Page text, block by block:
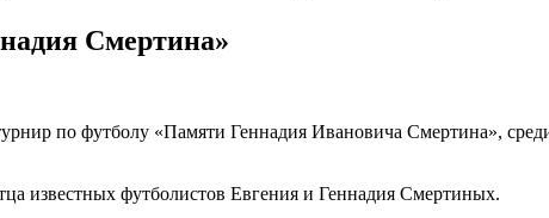
Смертина»
по футболу «Памяти Геннадия Ивановича Смертина»,
известных футболистов Евгения и Геннадия Смертиных.